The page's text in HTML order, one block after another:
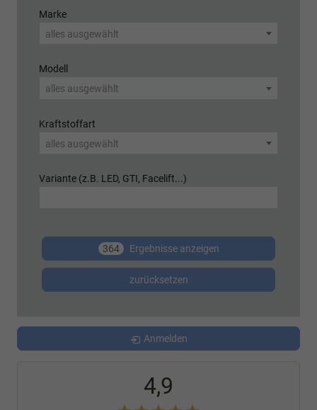
Marke
alles ausgewählt
Modell
alles ausgewählt
Kraftstoffart
alles ausgewählt
Variante (z.B. LED, GTI, Facelift...)
364 Ergebnisse anzeigen
zurücksetzen
Anmelden
4,9